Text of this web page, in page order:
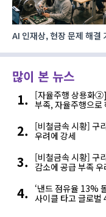
AI 인재상, 현장 문제 해결
많이 본 뉴스
[자율주행 상용화
부족, 자율주행으로
[비철금속 시황] 구
우려에 강세
[비철금속 시황] 구
감소에 공급 부족 우
‘낸드 점유율 13%
사이클 타고 글로벌